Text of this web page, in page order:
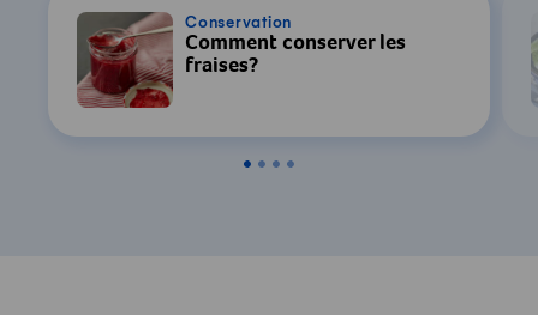
Conservation
Comment conserver les
fraises?